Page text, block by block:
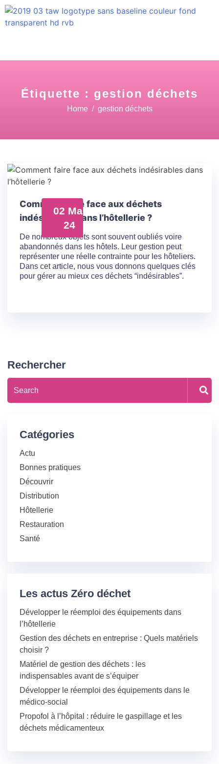
Étiquette : gestion déchets
Home gestion déchets
02 Mai
24
Comment faire face aux déchets
indésirables dans l’hôtellerie ?
De nombreux objets sont souvent oubliés voire
abandonnés dans les hôtels. Leur gestion peut
représenter une réelle contrainte pour les hôteliers.
Dans cet article, nous vous donnons quelques clés
pour gérer au mieux ces déchets “indésirables”.
Rechercher
Catégories
Actu
Bonnes pratiques
Découvrir
Distribution
Hôtellerie
Restauration
Santé
Les actus Zéro déchet
Développer le réemploi des équipements dans
l’hôtellerie
Gestion des déchets en entreprise : Quels matériels
choisir ?
Matériel de gestion des déchets : les
indispensables avant de s’équiper
Développer le réemploi des équipements dans le
médico-social
Propofol à l’hôpital : réduire le gaspillage et les
déchets médicamenteux